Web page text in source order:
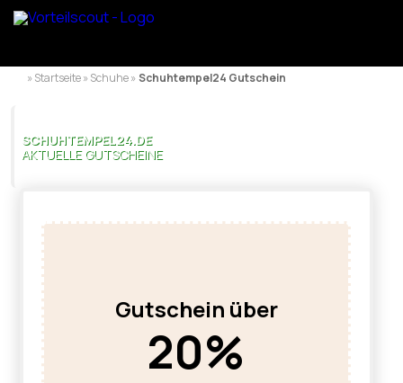
» Startseite » Schuhe »Schuhtempel24 Gutschein
SCHUHTEMPEL24.DE
AKTUELLE GUTSCHEINE
Gutschein über
20%